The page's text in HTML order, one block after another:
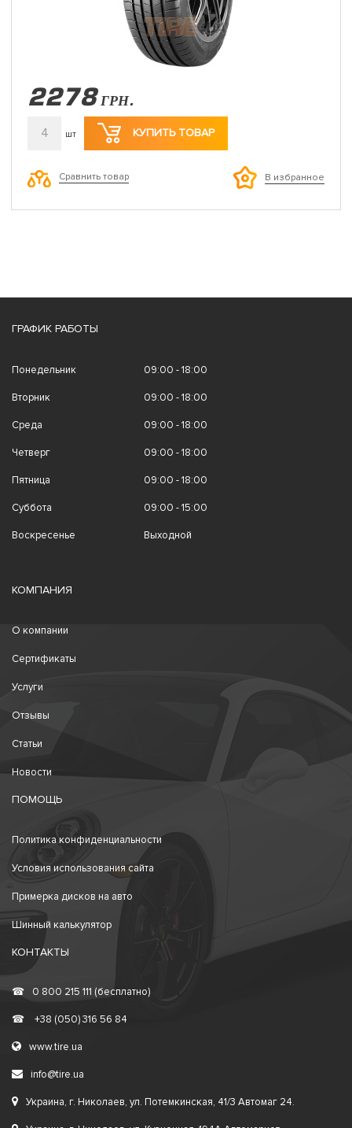
2278 ГРН.
4 шт КУПИТЬ ТОВАР
Сравнить товар В избранное
ГРАФИК РАБОТЫ
Понедельник 09:00 - 18:00
Вторник 09:00 - 18:00
Среда 09:00 - 18:00
Четверг 09:00 - 18:00
Пятница 09:00 - 18:00
Суббота 09:00 - 15:00
Воскресенье Выходной
КОМПАНИЯ
О компании
Сертификаты
Услуги
Отзывы
Статьи
Новости
ПОМОЩЬ
Политика конфиденциальности
Условия использования сайта
Примерка дисков на авто
Шинный калькулятор
КОНТАКТЫ
☎ 0 800 215 111 (бесплатно)
☎ +38 (050) 316 56 84
www.tire.ua
info@tire.ua
Украина, г. Николаев, ул. Потемкинская, 41/3 Автомаг 24.